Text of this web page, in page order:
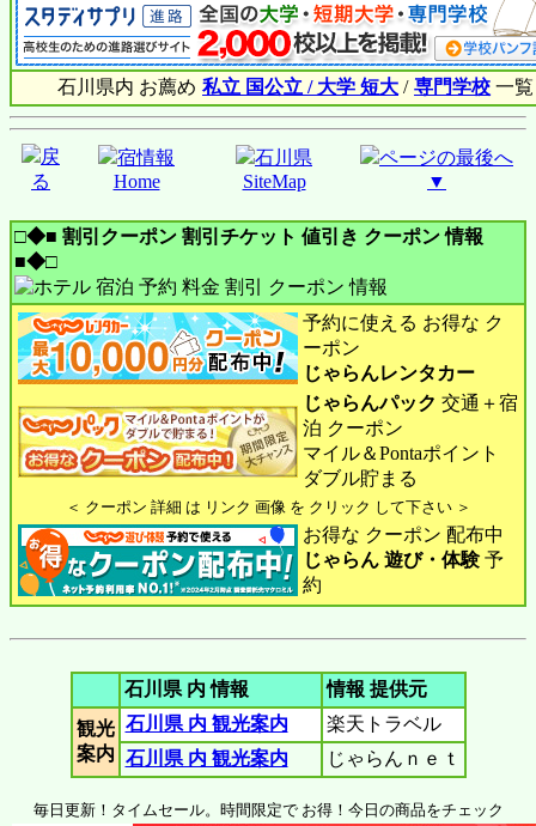
石川県内 お薦め 私立 国公立 / 大学 短大 / 専門学校 一覧
戻
る
宿情報
Home
石川県
SiteMap
ページの最後へ
▼
□◆■ 割引クーポン 割引チケット 値引き クーポン 情報
■◆□
予約に使える お得な ク
ーポン
じゃらんレンタカー
じゃらんパック 交通＋宿
泊 クーポン
マイル＆Pontaポイント
ダブル貯まる
＜ クーポン 詳細 は リンク 画像 を クリック して下さい ＞
お得な クーポン 配布中
じゃらん 遊び・体験予
約
石川県 内 情報
情報 提供元
観光
案内
石川県 内 観光案内
楽天トラベル
石川県 内 観光案内
じゃらんｎｅｔ
毎日更新！タイムセール。時間限定で お得！今日の商品をチェック